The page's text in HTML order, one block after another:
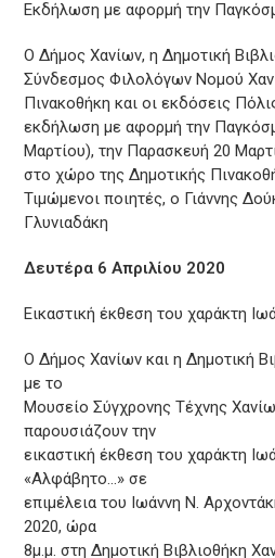
Εκδήλωση με αφορμή την
Ο Δήμος Χανίων, η Δημοτική
Σύνδεσμος Φιλολόγων Νομού
Πινακοθήκη και οι εκδόσεις
εκδήλωση με αφορμή την
Μαρτίου), την Παρασκευή 20
στο χώρο της Δημοτικής
Τιμώμενοι ποιητές, ο Γιάννης
Γλυνιαδάκη
Δευτέρα 6 Απριλίου 2020
Εικαστική έκθεση του χαράκτη
Ο Δήμος Χανίων και η Δημοτική
με το
Μουσείο Σύγχρονης Τέχνης
παρουσιάζουν την
εικαστική έκθεση του χαράκτη
«Αλφάβητο…» σε
επιμέλεια του Ιωάννη Ν.
2020, ώρα
8μ.μ. στη Δημοτική Βιβλιοθήκη